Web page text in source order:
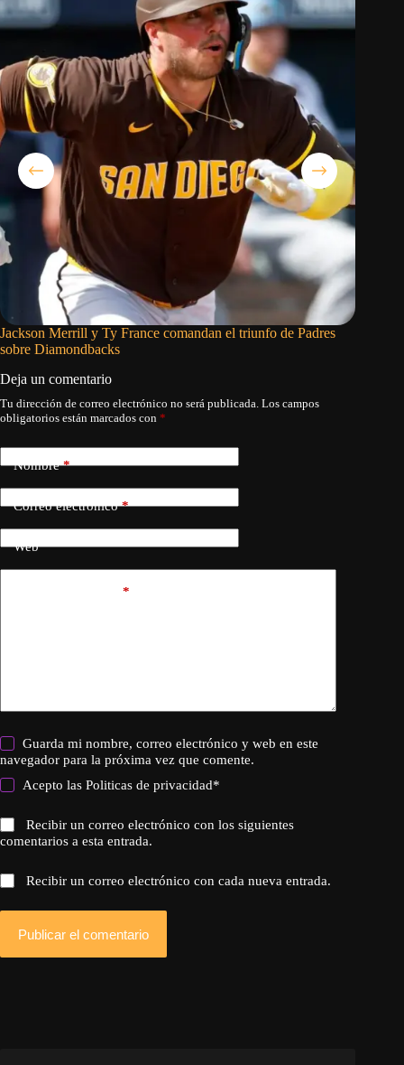
Jackson Merrill y Ty France comandan el triunfo de Padres
sobre Diamondbacks
Deja un comentario
Tu dirección de correo electrónico no será publicada. Los campos
obligatorios están marcados con *
Nombre*
Correo electrónico*
Web
*
Guarda mi nombre, correo electrónico y web en este
navegador para la próxima vez que comente.
Acepto lasPoliticas de privacidad*
Recibir un correo electrónico con los siguientes
comentarios a esta entrada.
Recibir un correo electrónico con cada nueva entrada.
Publicar el comentario